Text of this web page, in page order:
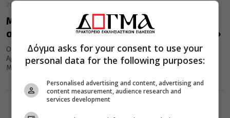
21 Σεπτεμβρίου 2021
Μητρόπολη Φθιώτιδος και “ΑΠΟΣΤΟΛΗ”
συνεχίζουν το «ΜΑΖΙ ΟΠΟΥ ΥΠΑΡΧΕΙ ΑΝΑΓΚΗ»
Ο Φιλανθρωπικός Οργανισμός «ΑΠΟΣΤΟΛΗ» της Ιεράς
Αρχιεπισκοπής Αθηνών, η Εταιρεία «ΜΑΣΟΥΤΗΣ» και η Ιερά
Μητρόπολη Φθιώτιδος συνεχίζουν το πρόγραμμα...
Δόγμα asks for your consent to use your
personal data for the following purposes:
Personalised advertising and content, advertising and
content measurement, audience research and
services development